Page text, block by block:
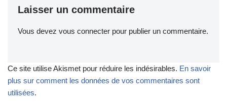
Laisser un commentaire
Vous devez vous connecter pour publier un commentaire.
Ce site utilise Akismet pour réduire les indésirables. En savoir
plus sur comment les données de vos commentaires sont
utilisées.